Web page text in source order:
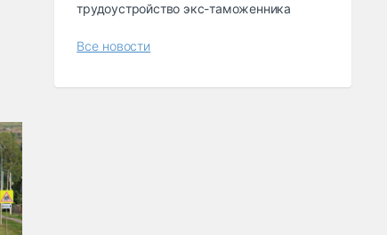
трудоустройство экс-таможенника
Все новости